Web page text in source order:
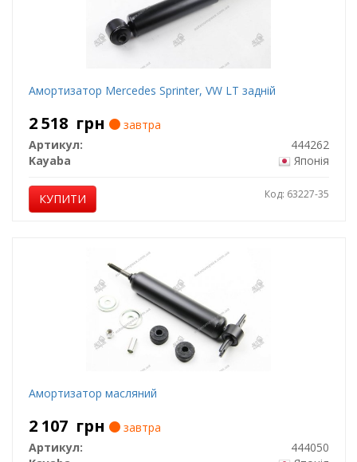
Амортизатор Mercedes Sprinter, VW LT задній
2 518 грн
завтра
Артикул:
444262
Kayaba
Японія
КУПИТИ Код: 63227-35
Амортизатор масляний
2 107 грн
завтра
Артикул:
444050